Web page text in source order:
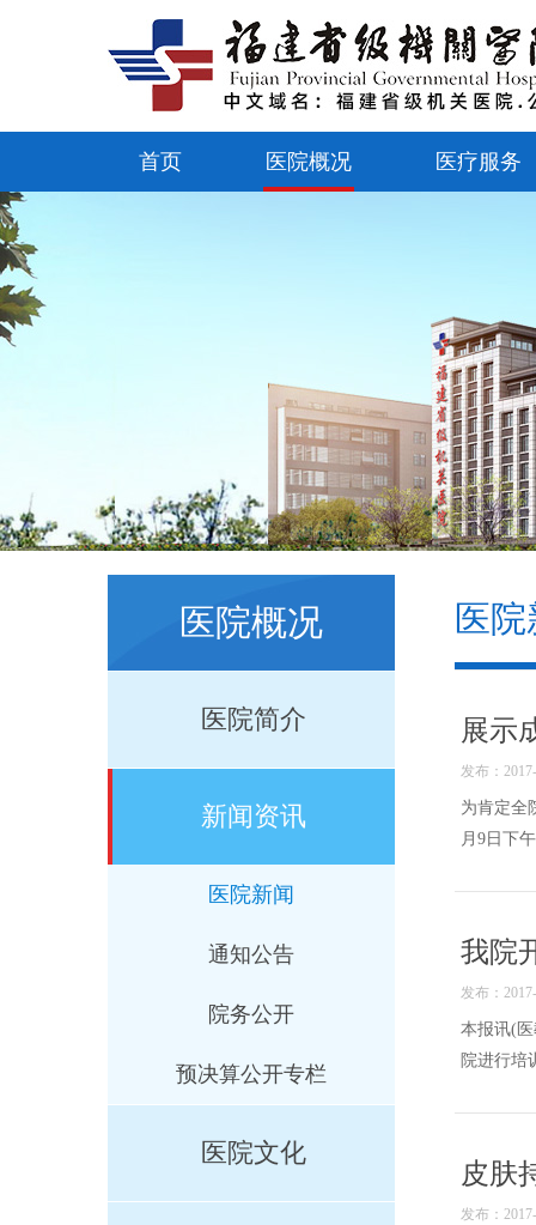
首页 医院概况 医疗服务
医院概况
医院简介
新闻资讯
医院新闻
通知公告
院务公开
预决算公开专栏
医院文化
医
展示
发布：
为肯定全
月9日下
我院
发布：
本报讯(
院进行培
皮肤
发布：